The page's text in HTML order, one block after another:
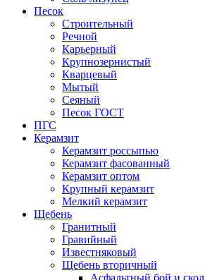
Песок
Строительный
Речной
Карьерный
Крупнозернистый
Кварцевый
Мытый
Сеяный
Песок ГОСТ
ПГС
Керамзит
Керамзит россыпью
Керамзит фасованный
Керамзит оптом
Крупный керамзит
Мелкий керамзит
Щебень
Гранитный
Гравийный
Известняковый
Щебень вторичный
Асфальтный бой и скол